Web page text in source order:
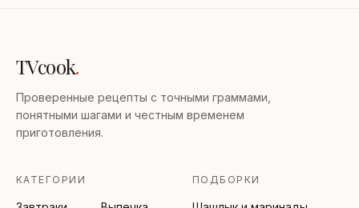
TVcook.
Проверенные рецепты с точными граммами,
понятными шагами и честным временем
приготовления.
КАТЕГОРИИ ПОДБОРКИ